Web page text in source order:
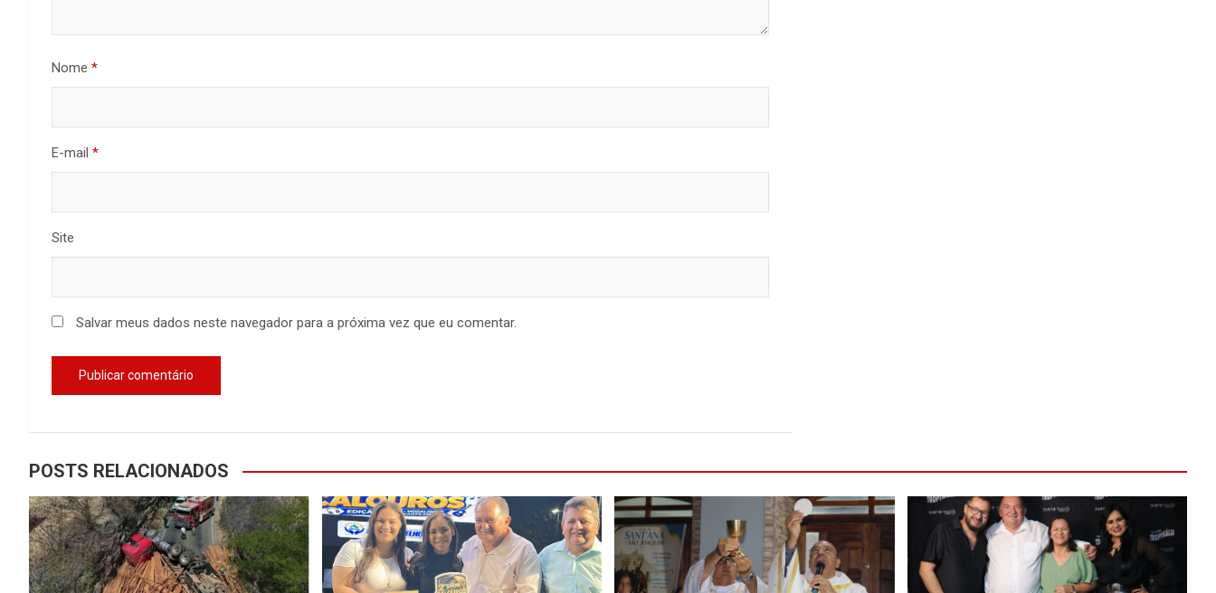
Nome *
E-mail *
Site
Salvar meus dados neste navegador para a próxima vez que eu comentar.
POSTS RELACIONADOS